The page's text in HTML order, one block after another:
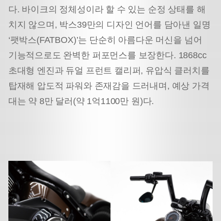
다. 바이크의 정체성이라 할 수 있는 순정 상태를 해
치지 않으며, 박스39만의 디자인 언어를 담아낸 일명
‘팻박스(FATBOX)’는 단순히 아름다운 머신을 넘어
기능적으로도 완벽한 퍼포먼스를 보장한다. 1868cc
초대형 엔진과 듀얼 프런트 캘리퍼, 유압식 클러치를
탑재해 압도적 파워와 존재감을 드러내며, 예상 가격
대는 약 8만 달러(약 1억1100만 원)다.